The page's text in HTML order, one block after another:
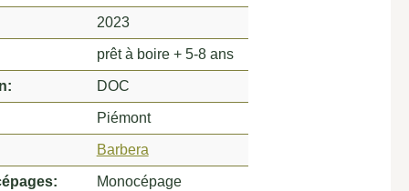
2023
prêt à boire + 5-8 ans
DOC
Piémont
Barbera
Monocépage